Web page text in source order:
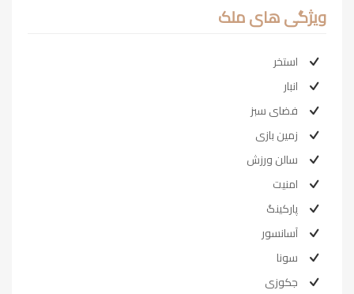
ویژگی های ملک
استخر
انبار
فضای سبز
زمین بازی
سالن ورزش
امنیت
پارکینگ
آسانسور
سونا
جکوزی